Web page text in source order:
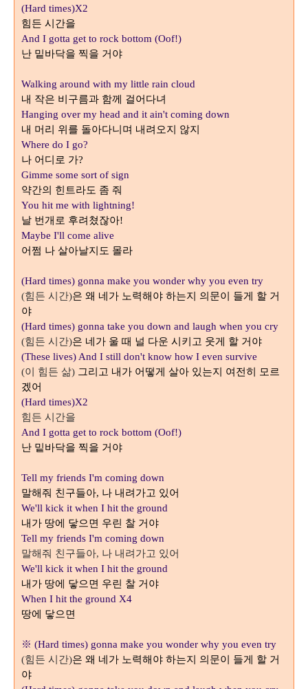
(Hard times)X2
힘든 시간을
And I gotta get to rock bottom (Oof!)
난 밑바닥을 찍을 거야
Walking around with my little rain cloud
내 작은 비구름과 함께 걸어다녀
Hanging over my head and it ain't coming down
내 머리 위를 돌아다니며 내려오지 않지
Where do I go?
나 어디로 가?
Gimme some sort of sign
약간의 힌트라도 좀 줘
You hit me with lightning!
날 번개로 후려쳤잖아!
Maybe I'll come alive
어쩜 나 살아날지도 몰라
(Hard times) gonna make you wonder why you even try
(힘든 시간)은 왜 네가 노력해야 하는지 의문이 들게 할 거
야
(Hard times) gonna take you down and laugh when you cry
(힘든 시간)은 네가 울 때 널 다운 시키고 웃게 할 거야
(These lives) And I still don't know how I even survive
(이 힘든 삶) 그리고 내가 어떻게 살아 있는지 여전히 모르
겠어
(Hard times)X2
힘든 시간을
And I gotta get to rock bottom (Oof!)
난 밑바닥을 찍을 거야
Tell my friends I'm coming down
말해줘 친구들아, 나 내려가고 있어
We'll kick it when I hit the ground
내가 땅에 닿으면 우린 찰 거야
Tell my friends I'm coming down
말해줘 친구들아, 나 내려가고 있어
We'll kick it when I hit the ground
내가 땅에 닿으면 우린 찰 거야
When I hit the ground X4
땅에 닿으면
※ (Hard times) gonna make you wonder why you even try
(힘든 시간)은 왜 네가 노력해야 하는지 의문이 들게 할 거
야